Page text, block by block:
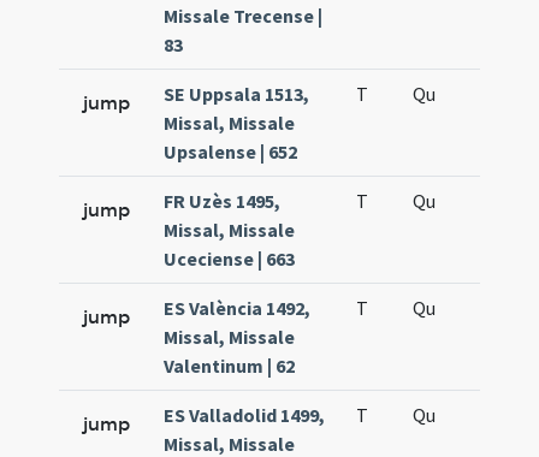
Missale Trecense |
83
jump
SE Uppsala 1513,
Missal, Missale
Upsalense | 652
T Qu
jump
FR Uzès 1495,
Missal, Missale
Uceciense | 663
T Qu
jump
ES València 1492,
Missal, Missale
Valentinum | 62
T Qu
jump
ES Valladolid 1499,
Missal, Missale
T Qu